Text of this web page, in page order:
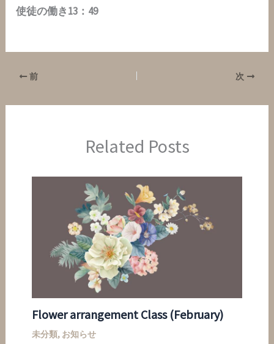
使徒の働き13：49
前 次
Related Posts
Flower arrangement Class (February)
未分類, お知らせ